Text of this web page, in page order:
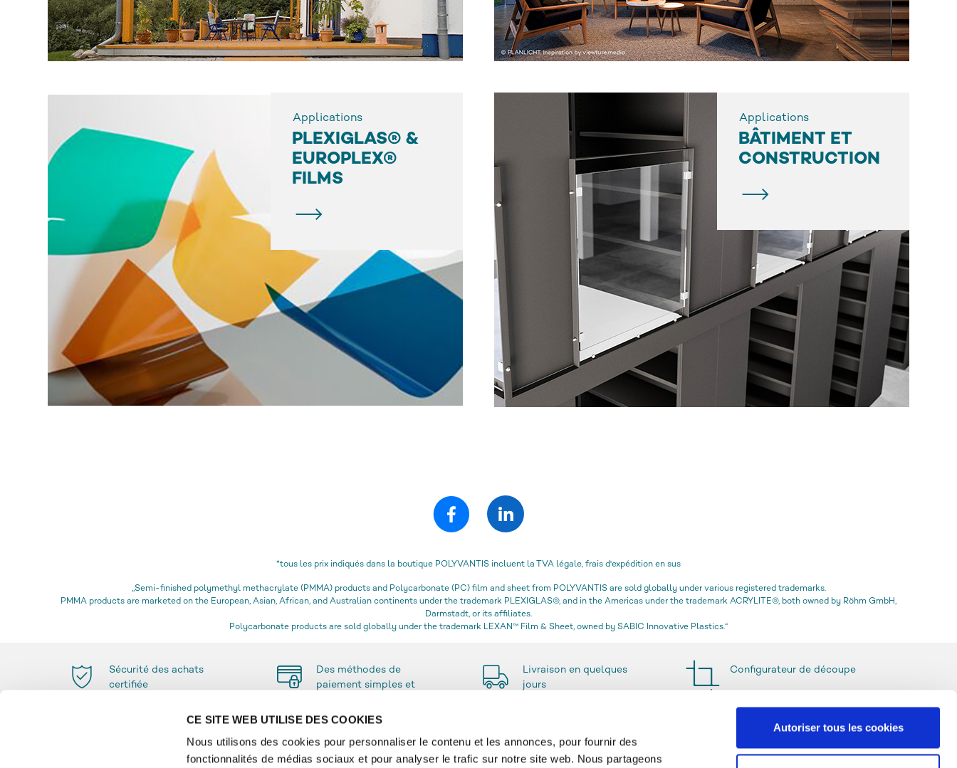
CE SITE WEB UTILISE DES COOKIES
Nous utilisons des cookies pour personnaliser le contenu et les annonces, pour fournir des
fonctionnalités de médias sociaux et pour analyser le trafic sur notre site web. Nous partageons
Autoriser tous les cookies
Applications
PLEXIGLAS® &
EUROPLEX®
FILMS
Applications
BÂTIMENT ET
CONSTRUCTION
*tous les prix indiqués dans la boutique POLYVANTIS incluent la TVA légale, frais d'expédition en sus
„Semi-finished polymethyl methacrylate (PMMA) products and Polycarbonate (PC) film and sheet from POLYVANTIS are sold globally under various registered trademarks.
PMMA products are marketed on the European, Asian, African, and Australian continents under the trademark PLEXIGLAS®, and in the Americas under the trademark ACRYLITE®, both owned by Röhm GmbH,
Darmstadt, or its affiliates.
Polycarbonate products are sold globally under the trademark LEXAN™ Film & Sheet, owned by SABIC Innovative Plastics.“
Sécurité des achats
certifiée
Des méthodes de
paiement simples et
Livraison en quelques
jours
Configurateur de découpe